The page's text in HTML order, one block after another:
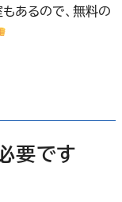
あるので、無料の
要です